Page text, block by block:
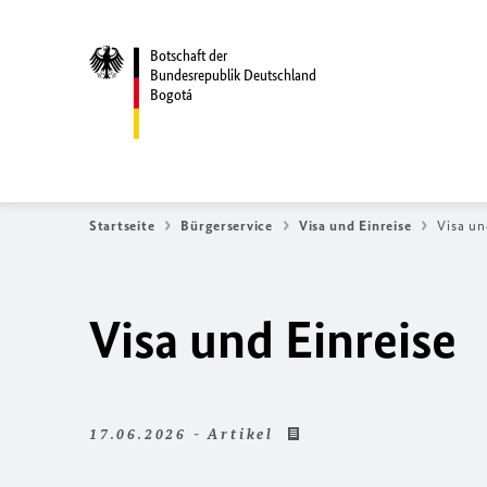
Botschaft der
Bundesrepublik Deutschland
Bogotá
Startseite Bürgerservice Visa und Einreise Visa
Visa und Einreise
17.06.2026 - Artikel